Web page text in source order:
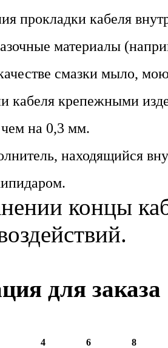
прокладки кабеля
материалы
смазки мыло,
кабеля крепежными
на 0,3 мм.
находящийся
концы
для заказа
4 6
8